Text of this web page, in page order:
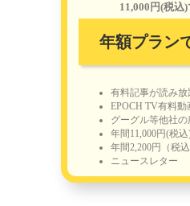
11,000円(税込
年額プラン
有料記事が読み放
EPOCH TV有料動
グーグル等他社
年間11,000円(税
年間2,200円（税
ニュースレター